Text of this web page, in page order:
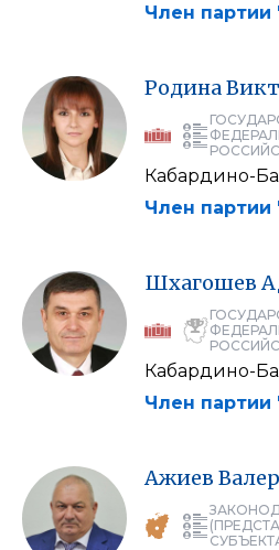
Член партии
Родина
Кабардино-
Член партии
Шхагошев
Кабардино-
Член партии
Ажиев